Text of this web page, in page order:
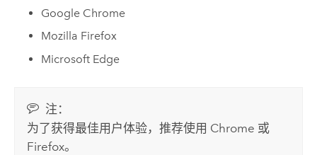
Google Chrome
Mozilla Firefox
Microsoft Edge
注：
为了获得最佳用户体验，推荐使用 Chrome 或
Firefox。